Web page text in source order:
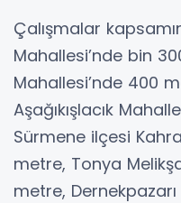
Çalışmalar
Mahallesi’nde bin
Mahallesi’nde 400
Aşağıkışlacık
Sürmene ilçesi
metre, Tonya
metre,